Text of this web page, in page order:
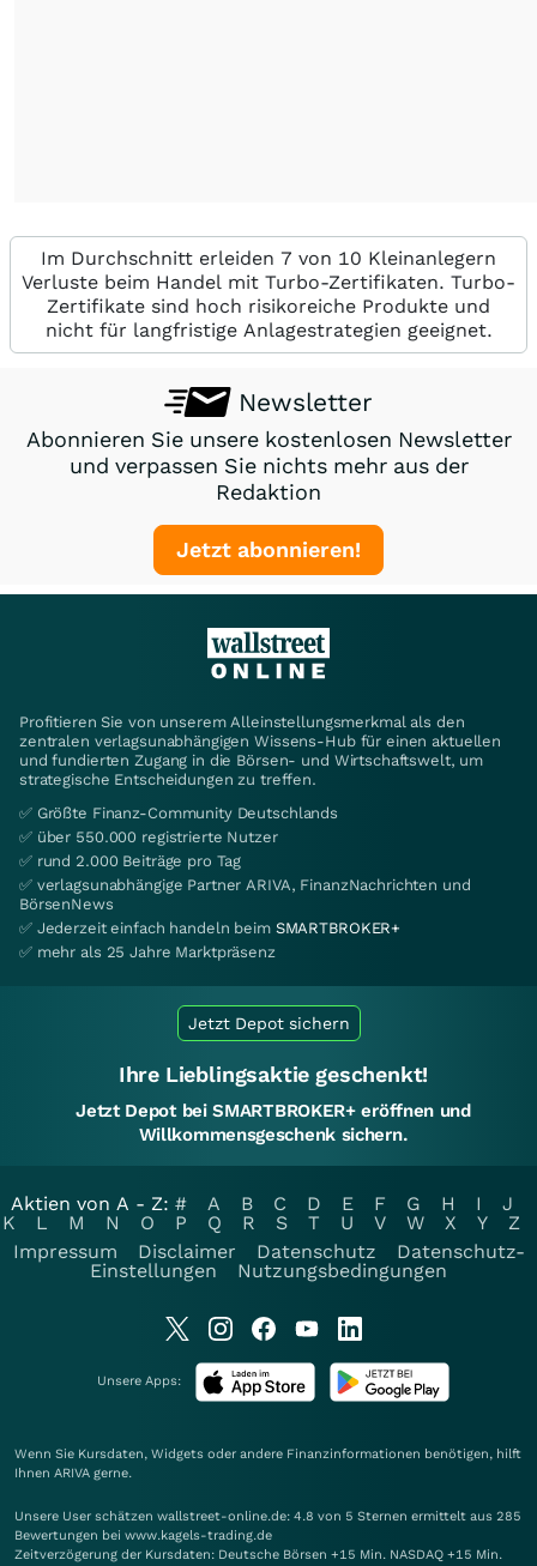
Im Durchschnitt erleiden 7 von 10 Kleinanlegern
Verluste beim Handel mit Turbo-Zertifikaten. Turbo-
Zertifikate sind hoch risikoreiche Produkte und
nicht für langfristige Anlagestrategien geeignet.
Newsletter
Abonnieren Sie unsere kostenlosen Newsletter
und verpassen Sie nichts mehr aus der
Redaktion
Jetzt abonnieren!
Profitieren Sie von unserem Alleinstellungsmerkmal als den
zentralen verlagsunabhängigen Wissens-Hub für einen aktuellen
und fundierten Zugang in die Börsen- und Wirtschaftswelt, um
strategische Entscheidungen zu treffen.
✅ Größte Finanz-Community Deutschlands
✅ über 550.000 registrierte Nutzer
✅ rund 2.000 Beiträge pro Tag
✅ verlagsunabhängige Partner ARIVA, FinanzNachrichten und
BörsenNews
✅ Jederzeit einfach handeln beim SMARTBROKER+
✅ mehr als 25 Jahre Marktpräsenz
Jetzt Depot sichern
Ihre Lieblingsaktie geschenkt!
Jetzt Depot bei SMARTBROKER+ eröffnen und
Willkommensgeschenk sichern.
Aktien von A - Z: # A B C D E F G H I
J
K
L M N O P Q R S T U V W X Y
Z
Impressum
Disclaimer Datenschutz
Datenschutz-
Einstellungen
Nutzungsbedingungen
Unsere Apps:
Wenn Sie Kursdaten, Widgets oder andere Finanzinformationen benötigen, hilft
Ihnen ARIVA gerne.
Unsere User schätzen wallstreet-online.de: 4.8 von 5 Sternen ermittelt aus 285
Bewertungen bei www.kagels-trading.de
Zeitverzögerung der Kursdaten: Deutsche Börsen +15 Min. NASDAQ +15 Min.